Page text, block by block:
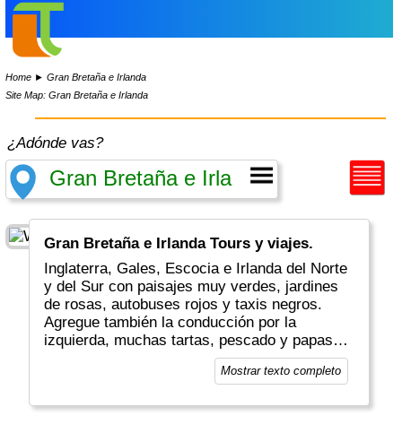
Home ►Gran Bretaña e Irlanda
Site Map: Gran Bretaña e Irlanda
¿Adónde vas?
Gran Bretaña e Irlanda Tours y viajes.
Inglaterra, Gales, Escocia e Irlanda del Norte
y del Sur con paisajes muy verdes, jardines
de rosas, autobuses rojos y taxis negros.
Agregue también la conducción por la
izquierda, muchas tartas, pescado y papas
fritas, pubs y cervezas, golf y fútbol, y estará
en el buen camino para unas vacaciones muy
Mostrar texto completo